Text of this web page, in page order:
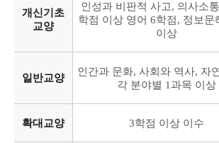
개신기초
교양
인성과 비판적 사고, 의사소
학점 이상 영어 6학점, 정보문
이상
일반교양
인간과 문화, 사회와 역사, 자
각 분야별 1과목 이상
확대교양 3학점 이상 이수